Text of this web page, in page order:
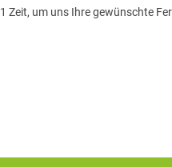
Zeit, um uns Ihre gewünschte